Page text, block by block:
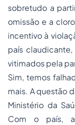
sobretudo a
omissão e a
incentivo à
país
vitimados pela
Sim, temos
mais. A questão
Ministério da
Com o país,